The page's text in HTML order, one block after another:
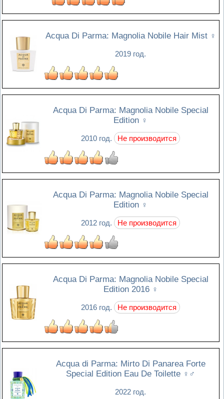
Acqua Di Parma: Magnolia Nobile Hair Mist ♀
2019 год.
Acqua Di Parma: Magnolia Nobile Special
Edition ♀
2010 год. Не производится
Acqua Di Parma: Magnolia Nobile Special
Edition ♀
2012 год. Не производится
Acqua Di Parma: Magnolia Nobile Special
Edition 2016 ♀
2016 год. Не производится
Acqua di Parma: Mirto Di Panarea Forte
Special Edition Eau De Toilette ♀♂
2022 год.